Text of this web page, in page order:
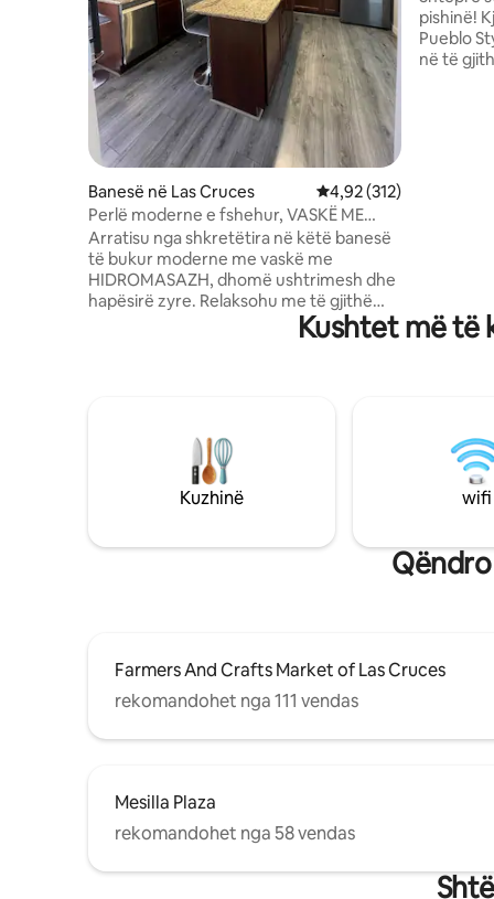
Banesë në Las Cruces Vlerësimi mesatar 4,92
4,92 (312)
Perlë moderne e fshehur, VASKË ME
HIDROMASAZH dhe pamje nga
mtn/oborr
Arratisu nga shkretëtira në këtë banesë
të bukur moderne me vaskë me
HIDROMASAZH, dhomë ushtrimesh dhe
hapësirë zyre. Relaksohu me të gjithë
familjen në këtë perlë të qetë private të
fshehur. Shijo perëndimet e bukura të
shkëlqyer për çdo qëndrim të lidhur me
punën ose pushime të shkurtra të
relaksuara. Vendndodhje e
përshtatshme pranë US 70 pranë White
Red Hawk ashtu edhe Sonoma Ranch
pishinë!
Pueblo
në të
vitit. Na
Kushtet më të
Kuzhinë wifi
Farmers And Crafts Market of Las Cruces
rekomandohet nga 111 vendas
Mesilla Plaza
rekomandohet nga 58 vendas